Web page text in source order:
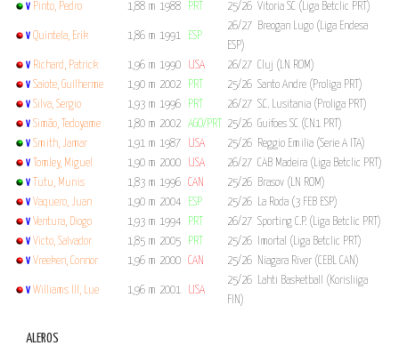
V Pinto, Pedro 1,88 m 1988 PRT 25/26 Vitoria SC (Liga Betclic PRT)
V Quintela, Erik 1,86 m 1991 ESP
26/27 Breogan Lugo (Liga Endesa
ESP)
V Richard, Patrick 1,96 m 1990 USA 26/27 Cluj (LN ROM)
V Saiote, Guilherme 1,90 m 2002 PRT 25/26 Santo Andre (Proliga PRT)
V Silva, Sergio 1,93 m 1996 PRT 26/27 S.C. Lusitania (Proliga PRT)
V Simão, Tedoyame 1,80 m 2002 AGO/PRT 25/26 Guifoes SC (CN1 PRT)
V Smith, Jamar 1,91 m 1987 USA 25/26 Reggio Emilia (Serie A ITA)
V Tomley, Miguel 1,90 m 2000 USA 26/27 CAB Madeira (Liga Betclic PRT)
V Tutu, Munis 1,83 m 1996 CAN 25/26 Brasov (LN ROM)
V Vaquero, Juan 1,90 m 2004 ESP 25/26 La Roda (3 FEB ESP)
V Ventura, Diogo 1,93 m 1994 PRT 26/27 Sporting C.P. (Liga Betclic PRT)
V Victo, Salvador 1,85 m 2005 PRT 25/26 Imortal (Liga Betclic PRT)
V Vreeken, Connor 1,96 m 2000 CAN 25/26 Niagara River (CEBL CAN)
V Williams III, Lue 1,96 m 2001 USA
25/26 Lahti Basketball (Korisliiga
FIN)
ALEROS